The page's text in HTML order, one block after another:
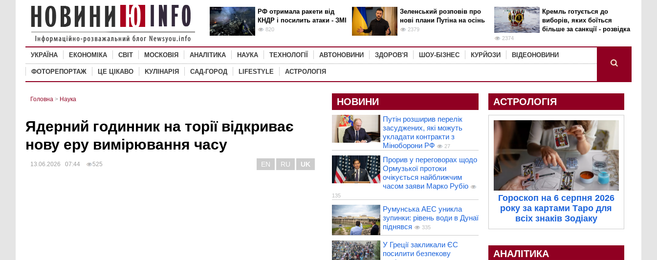
РФ отримала ракети від
КНДР і посилить атаки - ЗМІ
820
Зеленський розповів про
нові плани Путіна на осінь
2379
Кремль готується до
виборів, яких боїться
більше за санкції - розвідка
2374
УКРАЇНА ЕКОНОМІКА СВІТ MОСКОВІЯ АНАЛІТИКА НАУКА ТЕХНОЛОГІЇ АВТОНОВИНИ ЗДОРОВ'Я ШОУ-БІЗНЕС КУРЙОЗИ ВІДЕОНОВИНИ
ФОТОРЕПОРТАЖ ЦЕ ЦІКАВО KУЛІНАРІЯ САД-ГОРОД LIFESTYLE АСТРОЛОГІЯ
Головна > Наука
Ядерний годинник на торії відкриває
нову еру вимірювання часу
13.06.2026 07:44 525 EN RU UK
НОВИНИ
Путін розширив перелік
засуджених, які можуть
укладати контракти з
Міноборони РФ
27
Прорив у переговорах щодо
Ормузької протоки
очікується найближчим
часом заяви Марко Рубіо
135
Румунська АЕС уникла
зупинки: рівень води в Дунаї
піднявся
335
У Греції закликали ЄС
посилити безпекову
АСТРОЛОГІЯ
Гороскоп на 6 серпня 2026
року за картами Таро для
всіх знаків Зодіаку
АНАЛІТИКА